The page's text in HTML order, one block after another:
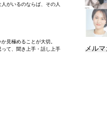
がいるのならば、その人
見極めることが大切。
て、聞き上手・話し上手
メル